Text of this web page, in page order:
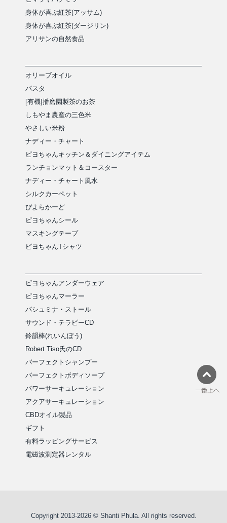
身体が喜ぶ紅茶(アッサム)
身体が喜ぶ紅茶(ダージリン)
アリサンの自然食品
オリーブオイル
パスタ
[有機]播磨園製茶のお茶
しもやま農産の三色米
やさしい米粉
ナディー・チャート
ピヨちゃんキッチン＆ダイニングアイテム
ランチョンマット＆コースター
ナディー・チャート風水
シルクカーペット
ぴよらかーど
ピヨちゃんシール
マスキングテープ
ピヨちゃんTシャツ
ピヨちゃんアンダーウェア
ピヨちゃんマーラー
パシュミナ・ストール
サウンド・テラピーCD
鈴韻棒(れいんぼう)
Robert Tiso氏のCD
パーフェクトシャンプー
パーフェクトボディソープ
パワーサーキュレーション
アクアサーキュレーション
CBDオイル製品
ギフト
有料ラッピングサービス
電磁波測定器レンタル
Copyright 2013-2026 © Shanti Phula. All rights reserved.